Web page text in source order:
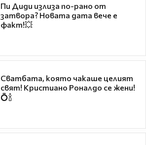
Пи Диди излиза по-рано от
затвора? Новата дата вече е
факт!💥
Сватбата, която чакаше целият
свят! Кристиано Роналдо се жени!
💍🍾